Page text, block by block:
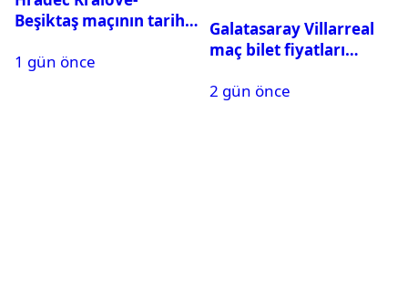
Beşiktaş maçının tarihi
1 gün önce
Galatasaray Villarreal
maç bilet fiyatları
2 gün önce